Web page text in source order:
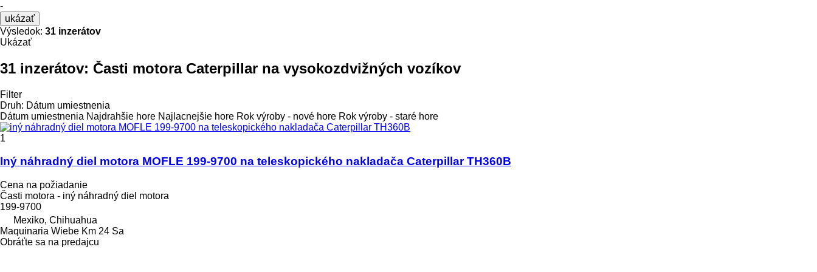
-
ukázať
Výsledok: 31 inzerátov
Ukázať
31 inzerátov: Časti motora Caterpillar na vysokozdvižných vozíkov
Filter
Druh: Dátum umiestnenia
Dátum umiestnenia Najdrahšie hore Najlacnejšie hore Rok výroby - nové hore Rok výroby - staré hore
1
Iný náhradný diel motora MOFLE 199-9700 na teleskopického nakladača Caterpillar TH360B
Cena na požiadanie
Časti motora - iný náhradný diel motora
199-9700
Mexiko, Chihuahua
Maquinaria Wiebe Km 24 Sa
Obráťte sa na predajcu